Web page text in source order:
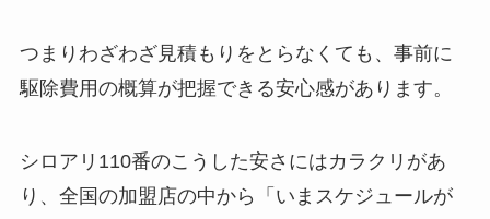
つまりわざわざ見積もりをとらなくても、事前に
駆除費用の概算が把握できる安心感があります。
シロアリ110番のこうした安さにはカラクリがあ
り、全国の加盟店の中から「いまスケジュールが